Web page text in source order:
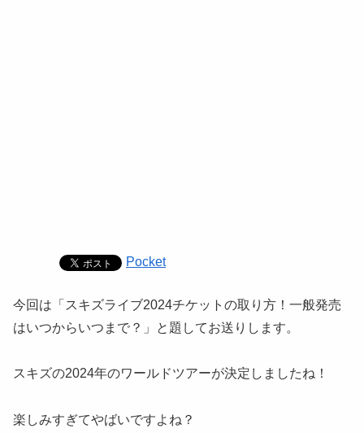
Pocket
今回は「スキズライブ2024チケットの取り方！一般発売
はいつからいつまで？」と題してお送りします。
スキズの2024年のワールドツアーが決定しましたね！
楽しみすぎてやばいですよね？